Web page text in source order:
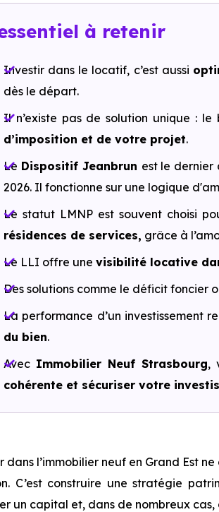
à retenir
Investir dans le locatif, c’est aussi
dès le départ.
Il n’existe pas de solution unique :
d’imposition et de votre projet.
Le Dispositif Jeanbrun est le dernier
2026. Il fonctionne sur une logique
Le statut LMNP est souvent choisi
résidences de services, grâce à
Le LLI offre une visibilité locative
Des solutions comme le déficit foncier
La performance d’un investissement
du bien.
Avec Immobilier Neuf Strasbourg,
cohérente et sécuriser votre
dans l’immobilier neuf en Grand Est
C’est construire une stratégie
un capital et, dans de nombreux